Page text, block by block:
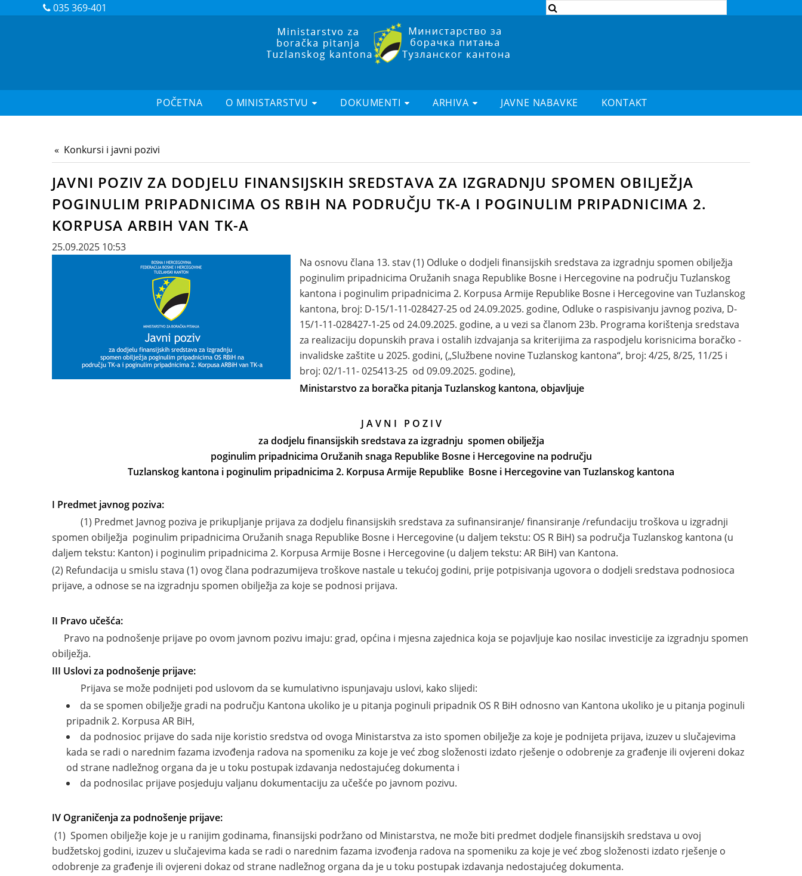
035 369-401
POČETNA O MINISTARSTVU DOKUMENTI ARHIVA JAVNE NABAVKE KONTAKT
Konkursi i javni pozivi
JAVNI POZIV ZA DODJELU FINANSIJSKIH SREDSTAVA ZA IZGRADNJU SPOMEN OBILJEŽJA
POGINULIM PRIPADNICIMA OS RBIH NA PODRUČJU TK-A I POGINULIM PRIPADNICIMA 2.
KORPUSA ARBIH VAN TK-A
25.09.2025 10:53
Na osnovu člana 13. stav (1) Odluke o dodjeli finansijskih sredstava za izgradnju spomen obilježja
poginulim pripadnicima Oružanih snaga Republike Bosne i Hercegovine na području Tuzlanskog
kantona i poginulim pripadnicima 2. Korpusa Armije Republike Bosne i Hercegovine van Tuzlanskog
kantona, broj: D-15/1-11-028427-25 od 24.09.2025. godine, Odluke o raspisivanju javnog poziva, D-
15/1-11-028427-1-25 od 24.09.2025. godine, a u vezi sa članom 23b. Programa korištenja sredstava
za realizaciju dopunskih prava i ostalih izdvajanja sa kriterijima za raspodjelu korisnicima boračko -
invalidske zaštite u 2025. godini, („Službene novine Tuzlanskog kantona“, broj: 4/25, 8/25, 11/25 i
broj: 02/1-11- 025413-25 od 09.09.2025. godine),
Ministarstvo za boračka pitanja Tuzlanskog kantona, objavljuje
J A V N I P O Z I V
za dodjelu finansijskih sredstava za izgradnju spomen obilježja
poginulim pripadnicima Oružanih snaga Republike Bosne i Hercegovine na području
Tuzlanskog kantona i poginulim pripadnicima 2. Korpusa Armije Republike Bosne i Hercegovine van Tuzlanskog kantona
I Predmet javnog poziva:
(1) Predmet Javnog poziva je prikupljanje prijava za dodjelu finansijskih sredstava za sufinansiranje/ finansiranje /refundaciju troškova u izgradnji
spomen obilježja poginulim pripadnicima Oružanih snaga Republike Bosne i Hercegovine (u daljem tekstu: OS R BiH) sa područja Tuzlanskog kantona (u
daljem tekstu: Kanton) i poginulim pripadnicima 2. Korpusa Armije Bosne i Hercegovine (u daljem tekstu: AR BiH) van Kantona.
(2) Refundacija u smislu stava (1) ovog člana podrazumijeva troškove nastale u tekućoj godini, prije potpisivanja ugovora o dodjeli sredstava podnosioca
prijave, a odnose se na izgradnju spomen obilježja za koje se podnosi prijava.
II Pravo učešća:
Pravo na podnošenje prijave po ovom javnom pozivu imaju: grad, općina i mjesna zajednica koja se pojavljuje kao nosilac investicije za izgradnju spomen
obilježja.
III Uslovi za podnošenje prijave:
Prijava se može podnijeti pod uslovom da se kumulativno ispunjavaju uslovi, kako slijedi:
da se spomen obilježje gradi na području Kantona ukoliko je u pitanja poginuli pripadnik OS R BiH odnosno van Kantona ukoliko je u pitanja poginuli
pripadnik 2. Korpusa AR BiH,
da podnosioc prijave do sada nije koristio sredstva od ovoga Ministarstva za isto spomen obilježje za koje je podnijeta prijava, izuzev u slučajevima
kada se radi o narednim fazama izvođenja radova na spomeniku za koje je već zbog složenosti izdato rješenje o odobrenje za građenje ili ovjereni dokaz
od strane nadležnog organa da je u toku postupak izdavanja nedostajućeg dokumenta i
da podnosilac prijave posjeduju valjanu dokumentaciju za učešće po javnom pozivu.
IV Ograničenja za podnošenje prijave:
(1) Spomen obilježje koje je u ranijim godinama, finansijski podržano od Ministarstva, ne može biti predmet dodjele finansijskih sredstava u ovoj
budžetskoj godini, izuzev u slučajevima kada se radi o narednim fazama izvođenja radova na spomeniku za koje je već zbog složenosti izdato rješenje o
odobrenje za građenje ili ovjereni dokaz od strane nadležnog organa da je u toku postupak izdavanja nedostajućeg dokumenta.